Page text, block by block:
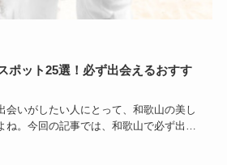
ポット25選！必ず出会えるおすす
会いがしたい人にとって、和歌山の美し
ね。今回の記事では、和歌山で必ず出会